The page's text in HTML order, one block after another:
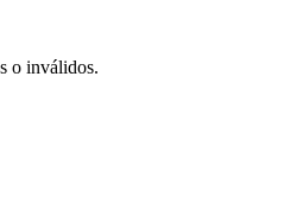
o inválidos.